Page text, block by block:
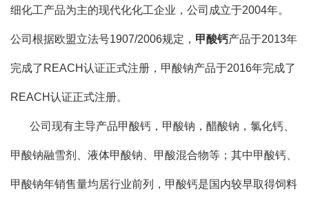
细化工产品为主的现代化化工企业，公司成立于2004年。
公司根据欧盟立法号1907/2006规定， 甲酸钙产品于2013年
完成了REACH认证正式注册，甲酸钠产品于2016年完成了
REACH认证正式注册。
公司现有主导产品甲酸钙，甲酸钠，醋酸钠，氯化钙、
甲酸钠融雪剂、液体甲酸钠、甲酸混合物等；其中甲酸钙、
甲酸钠年销售量均居行业前列，甲酸钙是国内较早取得饲料